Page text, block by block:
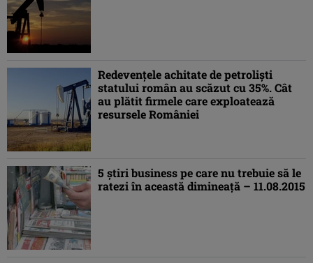
Redevenţele achitate de petrolişti
statului român au scăzut cu 35%. Cât
au plătit firmele care exploatează
resursele României
5 ştiri business pe care nu trebuie să le
ratezi în această dimineaţă – 11.08.2015